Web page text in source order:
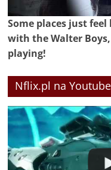
Some places just
with the Walter
playing!
Nflix.pl na Youtube